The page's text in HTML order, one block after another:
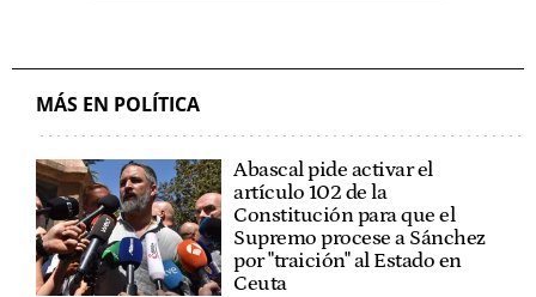
MÁS EN POLÍTICA
Abascal pide activar el
artículo 102 de la
Constitución para que el
Supremo procese a Sánchez
por "traición" al Estado en
Ceuta